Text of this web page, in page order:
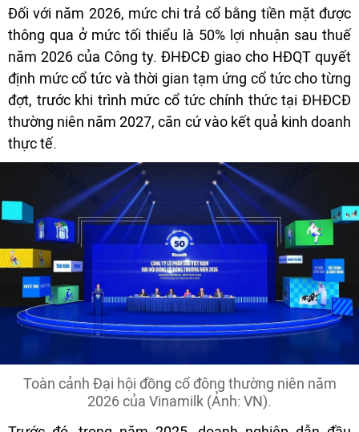
Đối với năm 2026, mức chi trả cổ bằng tiền mặt được
thông qua ở mức tối thiểu là 50% lợi nhuận sau thuế
năm 2026 của Công ty. ĐHĐCĐ giao cho HĐQT quyết
định mức cổ tức và thời gian tạm ứng cổ tức cho từng
đợt, trước khi trình mức cổ tức chính thức tại ĐHĐCĐ
thường niên năm 2027, căn cứ vào kết quả kinh doanh
thực tế.
Toàn cảnh Đại hội đồng cổ đông thường niên năm
2026 của Vinamilk (Ảnh: VN).